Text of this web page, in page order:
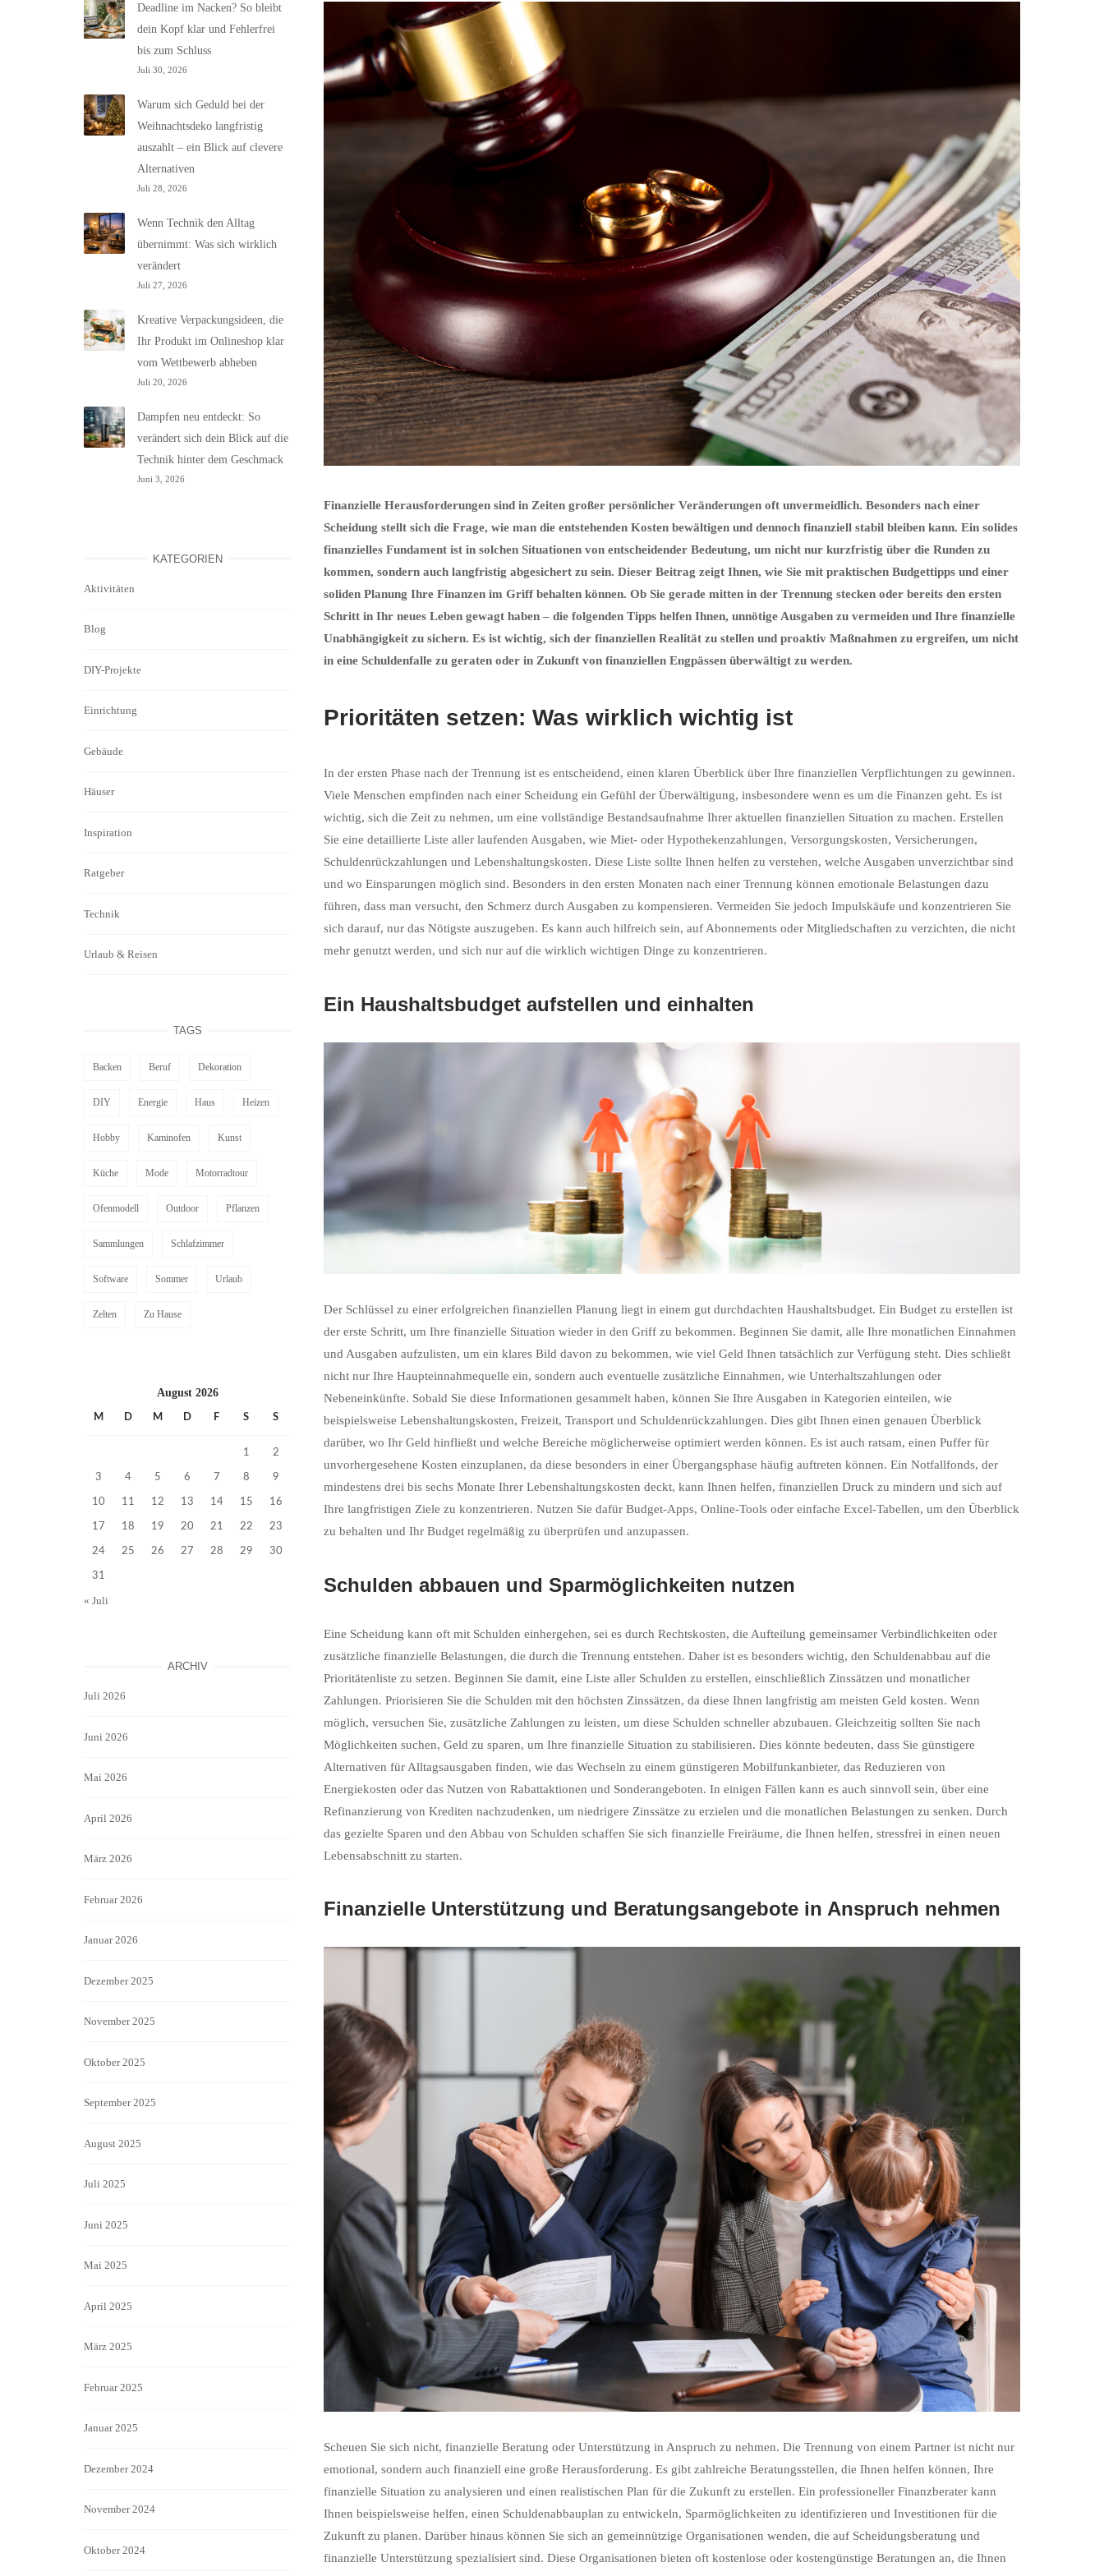
Finanzielle Herausforderungen sind in Zeiten großer persönlicher Veränderungen oft unvermeidlich. Besonders nach einer
Scheidung stellt sich die Frage, wie man die entstehenden Kosten bewältigen und dennoch finanziell stabil bleiben kann. Ein solides
finanzielles Fundament ist in solchen Situationen von entscheidender Bedeutung, um nicht nur kurzfristig über die Runden zu
kommen, sondern auch langfristig abgesichert zu sein. Dieser Beitrag zeigt Ihnen, wie Sie mit praktischen Budgettipps und einer
soliden Planung Ihre Finanzen im Griff behalten können. Ob Sie gerade mitten in der Trennung stecken oder bereits den ersten
Schritt in Ihr neues Leben gewagt haben – die folgenden Tipps helfen Ihnen, unnötige Ausgaben zu vermeiden und Ihre finanzielle
Unabhängigkeit zu sichern. Es ist wichtig, sich der finanziellen Realität zu stellen und proaktiv Maßnahmen zu ergreifen, um nicht
in eine Schuldenfalle zu geraten oder in Zukunft von finanziellen Engpässen überwältigt zu werden.
Prioritäten setzen: Was wirklich wichtig ist
In der ersten Phase nach der Trennung ist es entscheidend, einen klaren Überblick über Ihre finanziellen Verpflichtungen zu gewinnen.
Viele Menschen empfinden nach einer Scheidung ein Gefühl der Überwältigung, insbesondere wenn es um die Finanzen geht. Es ist
wichtig, sich die Zeit zu nehmen, um eine vollständige Bestandsaufnahme Ihrer aktuellen finanziellen Situation zu machen. Erstellen
Sie eine detaillierte Liste aller laufenden Ausgaben, wie Miet- oder Hypothekenzahlungen, Versorgungskosten, Versicherungen,
Schuldenrückzahlungen und Lebenshaltungskosten. Diese Liste sollte Ihnen helfen zu verstehen, welche Ausgaben unverzichtbar sind
und wo Einsparungen möglich sind. Besonders in den ersten Monaten nach einer Trennung können emotionale Belastungen dazu
führen, dass man versucht, den Schmerz durch Ausgaben zu kompensieren. Vermeiden Sie jedoch Impulskäufe und konzentrieren Sie
sich darauf, nur das Nötigste auszugeben. Es kann auch hilfreich sein, auf Abonnements oder Mitgliedschaften zu verzichten, die nicht
mehr genutzt werden, und sich nur auf die wirklich wichtigen Dinge zu konzentrieren.
Ein Haushaltsbudget aufstellen und einhalten
Der Schlüssel zu einer erfolgreichen finanziellen Planung liegt in einem gut durchdachten Haushaltsbudget. Ein Budget zu erstellen ist
der erste Schritt, um Ihre finanzielle Situation wieder in den Griff zu bekommen. Beginnen Sie damit, alle Ihre monatlichen Einnahmen
und Ausgaben aufzulisten, um ein klares Bild davon zu bekommen, wie viel Geld Ihnen tatsächlich zur Verfügung steht. Dies schließt
nicht nur Ihre Haupteinnahmequelle ein, sondern auch eventuelle zusätzliche Einnahmen, wie Unterhaltszahlungen oder
Nebeneinkünfte. Sobald Sie diese Informationen gesammelt haben, können Sie Ihre Ausgaben in Kategorien einteilen, wie
beispielsweise Lebenshaltungskosten, Freizeit, Transport und Schuldenrückzahlungen. Dies gibt Ihnen einen genauen Überblick
darüber, wo Ihr Geld hinfließt und welche Bereiche möglicherweise optimiert werden können. Es ist auch ratsam, einen Puffer für
unvorhergesehene Kosten einzuplanen, da diese besonders in einer Übergangsphase häufig auftreten können. Ein Notfallfonds, der
mindestens drei bis sechs Monate Ihrer Lebenshaltungskosten deckt, kann Ihnen helfen, finanziellen Druck zu mindern und sich auf
Ihre langfristigen Ziele zu konzentrieren. Nutzen Sie dafür Budget-Apps, Online-Tools oder einfache Excel-Tabellen, um den Überblick
zu behalten und Ihr Budget regelmäßig zu überprüfen und anzupassen.
Schulden abbauen und Sparmöglichkeiten nutzen
Eine Scheidung kann oft mit Schulden einhergehen, sei es durch Rechtskosten, die Aufteilung gemeinsamer Verbindlichkeiten oder
zusätzliche finanzielle Belastungen, die durch die Trennung entstehen. Daher ist es besonders wichtig, den Schuldenabbau auf die
Prioritätenliste zu setzen. Beginnen Sie damit, eine Liste aller Schulden zu erstellen, einschließlich Zinssätzen und monatlicher
Zahlungen. Priorisieren Sie die Schulden mit den höchsten Zinssätzen, da diese Ihnen langfristig am meisten Geld kosten. Wenn
möglich, versuchen Sie, zusätzliche Zahlungen zu leisten, um diese Schulden schneller abzubauen. Gleichzeitig sollten Sie nach
Möglichkeiten suchen, Geld zu sparen, um Ihre finanzielle Situation zu stabilisieren. Dies könnte bedeuten, dass Sie günstigere
Alternativen für Alltagsausgaben finden, wie das Wechseln zu einem günstigeren Mobilfunkanbieter, das Reduzieren von
Energiekosten oder das Nutzen von Rabattaktionen und Sonderangeboten. In einigen Fällen kann es auch sinnvoll sein, über eine
Refinanzierung von Krediten nachzudenken, um niedrigere Zinssätze zu erzielen und die monatlichen Belastungen zu senken. Durch
das gezielte Sparen und den Abbau von Schulden schaffen Sie sich finanzielle Freiräume, die Ihnen helfen, stressfrei in einen neuen
Lebensabschnitt zu starten.
Finanzielle Unterstützung und Beratungsangebote in Anspruch nehmen
Scheuen Sie sich nicht, finanzielle Beratung oder Unterstützung in Anspruch zu nehmen. Die Trennung von einem Partner ist nicht nur
emotional, sondern auch finanziell eine große Herausforderung. Es gibt zahlreiche Beratungsstellen, die Ihnen helfen können, Ihre
finanzielle Situation zu analysieren und einen realistischen Plan für die Zukunft zu erstellen. Ein professioneller Finanzberater kann
Ihnen beispielsweise helfen, einen Schuldenabbauplan zu entwickeln, Sparmöglichkeiten zu identifizieren und Investitionen für die
Zukunft zu planen. Darüber hinaus können Sie sich an gemeinnützige Organisationen wenden, die auf Scheidungsberatung und
finanzielle Unterstützung spezialisiert sind. Diese Organisationen bieten oft kostenlose oder kostengünstige Beratungen an, die Ihnen
Deadline im Nacken? So bleibt
dein Kopf klar und Fehlerfrei
bis zum Schluss
Juli 30, 2026
Warum sich Geduld bei der
Weihnachtsdeko langfristig
auszahlt – ein Blick auf clevere
Alternativen
Juli 28, 2026
Wenn Technik den Alltag
übernimmt: Was sich wirklich
verändert
Juli 27, 2026
Kreative Verpackungsideen, die
Ihr Produkt im Onlineshop klar
vom Wettbewerb abheben
Juli 20, 2026
Dampfen neu entdeckt: So
verändert sich dein Blick auf die
Technik hinter dem Geschmack
Juni 3, 2026
KATEGORIEN
Aktivitäten
Blog
DIY-Projekte
Einrichtung
Gebäude
Häuser
Inspiration
Ratgeber
Technik
Urlaub & Reisen
TAGS
Backen Beruf Dekoration
DIY Energie Haus Heizen
Hobby Kaminofen Kunst
Küche Mode Motorradtour
Ofenmodell Outdoor Pflanzen
Sammlungen Schlafzimmer
Software Sommer Urlaub
Zelten Zu Hause
August 2026
M D M D F S S
1 2
3 4 5 6 7 8 9
10 11 12 13 14 15 16
17 18 19 20 21 22 23
24 25 26 27 28 29 30
31
« Juli
ARCHIV
Juli 2026
Juni 2026
Mai 2026
April 2026
März 2026
Februar 2026
Januar 2026
Dezember 2025
November 2025
Oktober 2025
September 2025
August 2025
Juli 2025
Juni 2025
Mai 2025
April 2025
März 2025
Februar 2025
Januar 2025
Dezember 2024
November 2024
Oktober 2024